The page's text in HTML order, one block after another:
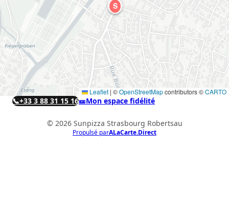
S
Leaflet | ©OpenStreetMapcontributors ©CARTO
📞+33 3 88 31 15 16🎫Mon espace fidélité
© 2026 Sunpizza Strasbourg Robertsau
Propulsé parALaCarte.Direct